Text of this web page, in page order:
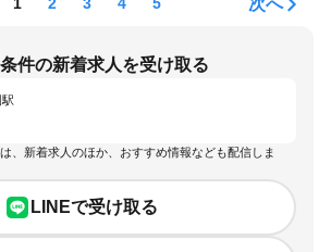
1 2 3 4 5 次へ
件の新着求人を受け取る
、新着求人のほか、おすすめ情報なども配信しま
LINEで受け取る